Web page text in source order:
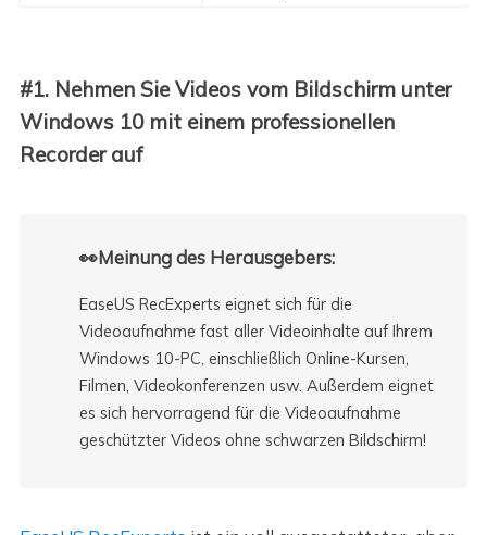
#1. Nehmen Sie Videos vom Bildschirm unter
Windows 10 mit einem professionellen
Recorder auf
👀Meinung des Herausgebers:
EaseUS RecExperts eignet sich für die
Videoaufnahme fast aller Videoinhalte auf Ihrem
Windows 10-PC, einschließlich Online-Kursen,
Filmen, Videokonferenzen usw. Außerdem eignet
es sich hervorragend für die Videoaufnahme
geschützter Videos ohne schwarzen Bildschirm!